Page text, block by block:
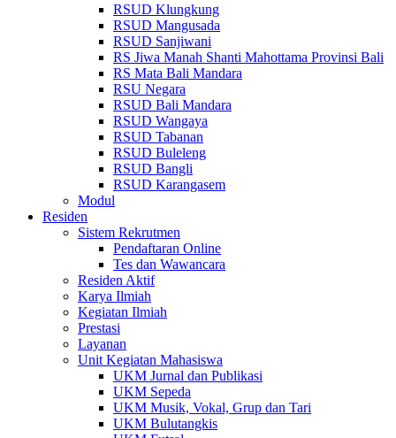
RSUD Klungkung
RSUD Mangusada
RSUD Sanjiwani
RS Jiwa Manah Shanti Mahottama Provinsi Bali
RS Mata Bali Mandara
RSU Negara
RSUD Bali Mandara
RSUD Wangaya
RSUD Tabanan
RSUD Buleleng
RSUD Bangli
RSUD Karangasem
Modul
Residen
Sistem Rekrutmen
Pendaftaran Online
Tes dan Wawancara
Residen Aktif
Karya Ilmiah
Kegiatan Ilmiah
Prestasi
Layanan
Unit Kegiatan Mahasiswa
UKM Jurnal dan Publikasi
UKM Sepeda
UKM Musik, Vokal, Grup dan Tari
UKM Bulutangkis